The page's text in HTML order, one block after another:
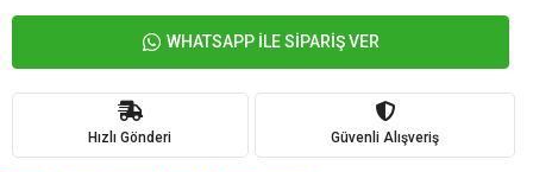
WHATSAPP İLE SİPARİŞ VER
Hızlı Gönderi Güvenli Alışveriş